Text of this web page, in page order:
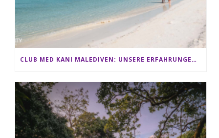
CLUB MED KANI MALEDIVEN: UNSERE ERFAHRUNGEN IM ALL-INCLUSIVE PARADIES